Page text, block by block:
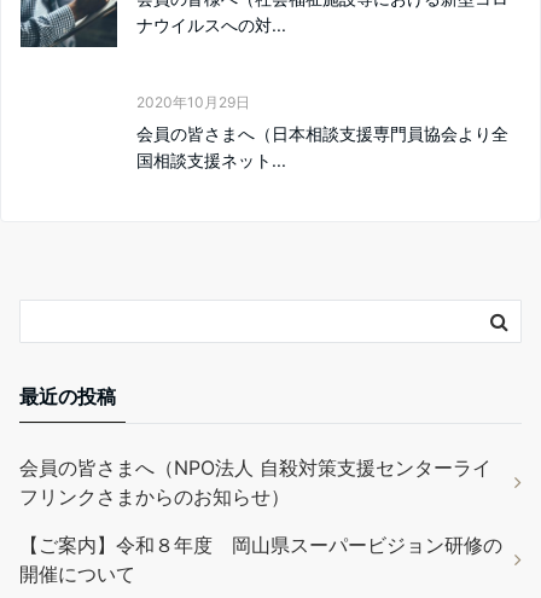
ナウイルスへの対...
2020年10月29日
会員の皆さまへ（日本相談支援専門員協会より全
国相談支援ネット...
最近の投稿
会員の皆さまへ（NPO法人 自殺対策支援センターライ
フリンクさまからのお知らせ）
【ご案内】令和８年度 岡山県スーパービジョン研修の
開催について